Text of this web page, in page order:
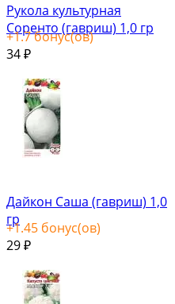
Рукола культурная
Соренто (гавриш) 1,0 гр
+1.7бонус(ов)
34 ₽
Дайкон Саша (гавриш) 1,0
гр
+1.45 бонус(ов)
29 ₽